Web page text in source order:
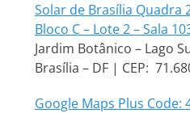
Solar de Brasília Quadra
Bloco C – Lote 2 – Sala
Jardim Botânico – Lago
Brasília – DF | CEP:
Google Maps Plus Code: